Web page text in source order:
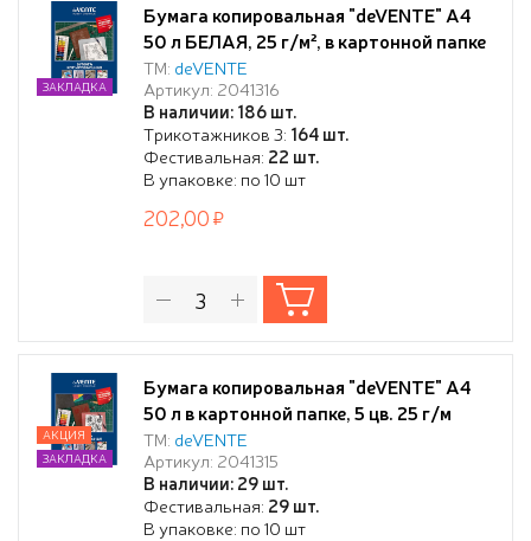
Бумага копировальная "deVENTE" A4
50 л БЕЛАЯ, 25 г/м², в картонной папке
ТМ: deVENTE
Артикул: 2041316
В наличии: 186 шт.
Трикотажников 3: 164 шт.
Фестивальная: 22 шт.
В упаковке: по 10 шт
ЗАКЛАДКА
202,00
Бумага копировальная "deVENTE" A4
50 л в картонной папке, 5 цв. 25 г/м
ТМ: deVENTE
Артикул: 2041315
В наличии: 29 шт.
Фестивальная: 29 шт.
В упаковке: по 10 шт
АКЦИЯ
ЗАКЛАДКА